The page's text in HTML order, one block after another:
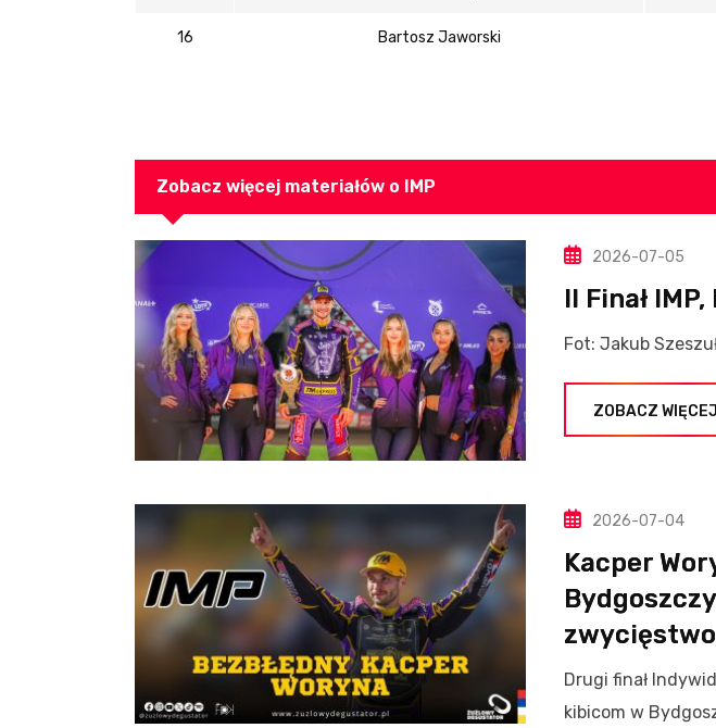
16 Bartosz Jaworski
Zobacz więcej materiałów o IMP
2026-07-05
II Finał
Fot: Jakub
ZOBACZ WIĘCEJ
2026-07-04
Kacper
Drugi finał
kibicom w